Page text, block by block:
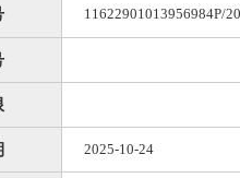
11622901013956984P/
2025-10-24